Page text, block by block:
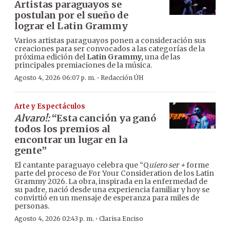
Artistas paraguayos se
postulan por el sueño de
lograr el Latin Grammy
Varios artistas paraguayos ponen a consideración sus
creaciones para ser convocados a las categorías de la
próxima edición del Latin Grammy, una de las
principales premiaciones de la música.
Agosto 4, 2026 06:07 p. m. · Redacción ÚH
Arte y Espectáculos
Alvaro!:“Esta canción ya ganó
todos los premios al
encontrar un lugar en la
gente”
El cantante paraguayo celebra que “Quiero ser +forme
parte del proceso de For Your Consideration de los Latin
Grammy 2026. La obra, inspirada en la enfermedad de
su padre, nació desde una experiencia familiar y hoy se
convirtió en un mensaje de esperanza para miles de
personas.
Agosto 4, 2026 02:43 p. m. · Clarisa Enciso